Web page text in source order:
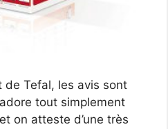
de Tefal, les avis sont
tout simplement
on atteste d’une très